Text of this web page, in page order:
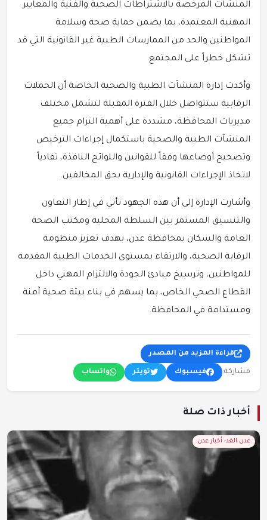
المنشآت المرخصة بالاشتراطات الصحية والفنية والمعايير
المهنية المعتمدة، بما يضمن حماية صحة وسلامة
المواطنين والحد من الممارسات الطبية غير القانونية التي قد
تشكل خطراً على المجتمع.
وأكدت إدارة المنشآت الطبية والصحية الخاصة أن الحملات
الرقابية ستتواصل خلال الفترة المقبلة لتشمل مختلف
مديريات المحافظة، مشددة على أهمية التزام جميع
المنشآت الطبية والصحية باستكمال إجراءات الترخيص
وتصحيح أوضاعها وفقاً للقوانين واللوائح النافذة، تفادياً
لاتخاذ الإجراءات القانونية والإدارية بحق المخالفين.
وأشارت الإدارة إلى أن هذه الجهود تأتي في إطار التعاون
والتنسيق المستمر بين السلطة المحلية ومكتب الصحة
العامة والسكان بمحافظة عدن، بهدف تعزيز منظومة
الرقابة الصحية، والارتقاء بمستوى الخدمات الطبية المقدمة
للمواطنين، وترسيخ مبادئ الجودة والالتزام المهني داخل
القطاع الصحي الخاص، بما يسهم في بناء بيئة صحية آمنة
ومستدامة في المحافظة.
قراءة المزيد من المصدر
مشاركة: فيسبوك تويتر واتساب
أخبار ذات صلة
عدن الغد- أخبار عدن